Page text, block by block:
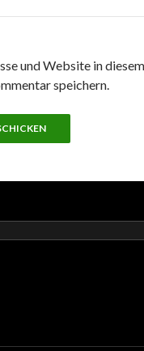
und Website in
speichern.